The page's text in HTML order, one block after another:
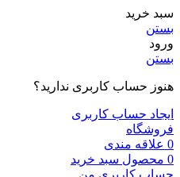
سبد خرید
بستن
ورود
بستن
هنوز حساب کاربری ندارید؟
ایجاد حساب کاربری
فروشگاه
0 علاقه مندی
0 محصول سبد خرید
حساب کاربری من